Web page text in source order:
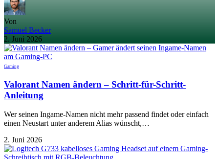
Von
Samuel Becker
2. Juni 2026
Gaming
Valorant Namen ändern – Schritt-für-Schritt-
Anleitung
Wer seinen Ingame-Namen nicht mehr passend findet oder einfach
einen Neustart unter anderem Alias wünscht,…
2. Juni 2026